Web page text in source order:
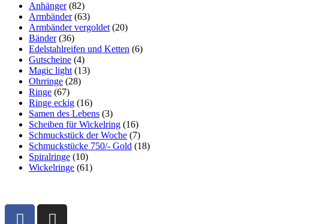
Anhänger (82)
Armbänder (63)
Armbänder vergoldet (20)
Bänder (36)
Edelstahlreifen und Ketten (6)
Gutscheine (4)
Magic light (13)
Ohrringe (28)
Ringe (67)
Ringe eckig (16)
Samen des Lebens (3)
Scheiben für Wickelring (16)
Schmuckstück der Woche (7)
Schmuckstücke 750/- Gold (18)
Spiralringe (10)
Wickelringe (61)